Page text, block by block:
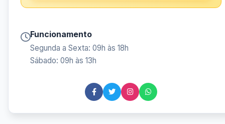
Funcionamento
Segunda a Sexta: 09h às 18h
Sábado: 09h às 13h